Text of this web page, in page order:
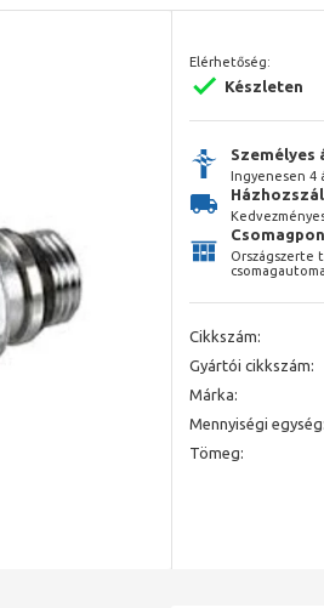
Elérhetőség:
Készleten
Személyes
Ingyenesen 4
Országszerte
Cikkszám:
Gyártói cikkszám:
Márka:
Mennyiségi egység:
Tömeg: